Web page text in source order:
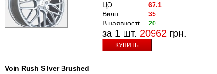
ЦО:
67.1
Виліт:
35
В наявності:
20
за 1 шт. 20962 грн.
КУПИТЬ
Voin Rush Silver Brushed